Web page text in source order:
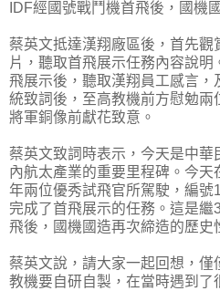
IDF經國號戰鬥機首飛後，國機
蔡英文抵達漢翔廠區後，首先觀
片，聽取首飛展示任務內容說
飛展示後，聽取漢翔員工感言，
統致詞後，至高教機前方慰勉兩
將軍銅像前獻花致意。
蔡英文致詞時表示，今天是中華
內航太產業的重要里程碑。今
年兩位優秀試飛官所駕駛，編號
完成了首飛展示的任務。這是
飛後，國機國造再次締造的歷史
蔡英文說，請大家一起回想，
教機要自研自製，在當時遇到了